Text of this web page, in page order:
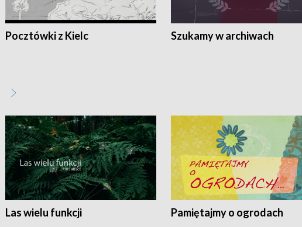
Pocztówki z Kielc Szukamy w archiwach
Las wielu funkcji Pamiętajmy o ogrodach